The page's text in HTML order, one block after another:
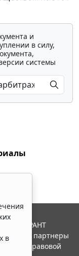
и
в силу,
системы
в
ГАРАНТ
и ее партнеры
правовой